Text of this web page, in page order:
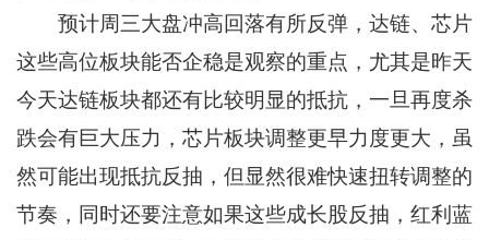
预计周三大盘冲高回落有所反弹，达链、芯片
这些高位板块能否企稳是观察的重点，尤其是昨天
今天达链板块都还有比较明显的抵抗，一旦再度杀
跌会有巨大压力，芯片板块调整更早力度更大，虽
然可能出现抵抗反抽，但显然很难快速扭转调整的
节奏，同时还要注意如果这些成长股反抽，红利蓝